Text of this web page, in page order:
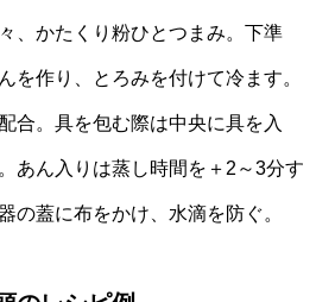
、かたくり粉ひとつまみ。下準
を作り、とろみを付けて冷ます。
合。具を包む際は中央に具を入
あん入りは蒸し時間を＋2～3分す
の蓋に布をかけ、水滴を防ぐ。